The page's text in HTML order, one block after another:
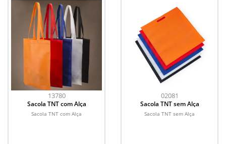
13780
Sacola TNT com Alça
Sacola TNT com Alça
02081
Sacola TNT sem Alça
Sacola TNT sem Alça